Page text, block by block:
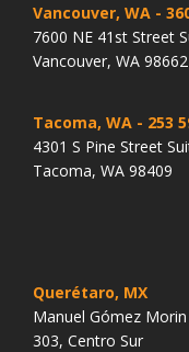
Vancouver, WA -
7600 NE 41st Street
Vancouver, WA 98662
Tacoma, WA - 253
4301 S Pine Street
Tacoma, WA 98409
Querétaro, MX
Manuel Gómez
303, Centro Sur